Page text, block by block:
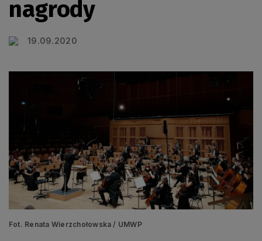
nagrody
19.09.2020
Fot. Renata Wierzchołowska / UMWP